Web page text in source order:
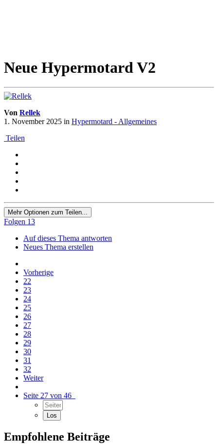
Neue Hypermotard V2
Von Rellek
1. November 2025 in Hypermotard - Allgemeines
Teilen
Mehr Optionen zum Teilen...
Folgen 13
Auf dieses Thema antworten
Neues Thema erstellen
Vorherige
22
23
24
25
26
27
28
29
30
31
32
Weiter
Seite 27 von 46
Empfohlene Beiträge